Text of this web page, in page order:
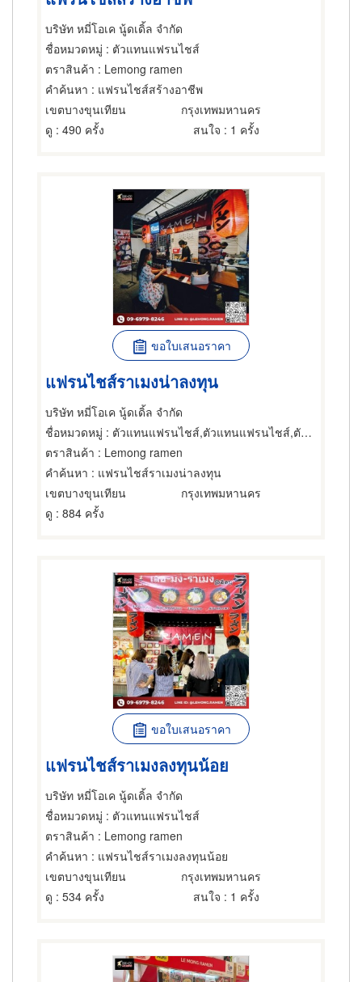
บริษัท หมี่โอเค นู้ดเดิ้ล จำกัด
ชื่อหมวดหมู่ : ตัวแทนแฟรนไชส์
ตราสินค้า : Lemong ramen
คำค้นหา : แฟรนไชส์สร้างอาชีพ
เขตบางขุนเทียน
กรุงเทพมหานคร
ดู : 490 ครั้ง สนใจ : 1 ครั้ง
ขอใบเสนอราคา
แฟรนไชส์ราเมงน่าลงทุน
บริษัท หมี่โอเค นู้ดเดิ้ล จำกัด
ชื่อหมวดหมู่ : ตัวแทนแฟรนไชส์,ตัวแทนแฟรนไชส์,ตัวแทนแฟรนไชส์
ตราสินค้า : Lemong ramen
คำค้นหา : แฟรนไชส์ราเมงน่าลงทุน
เขตบางขุนเทียน
กรุงเทพมหานคร
ดู : 884 ครั้ง
ขอใบเสนอราคา
แฟรนไชส์ราเมงลงทุนน้อย
บริษัท หมี่โอเค นู้ดเดิ้ล จำกัด
ชื่อหมวดหมู่ : ตัวแทนแฟรนไชส์
ตราสินค้า : Lemong ramen
คำค้นหา : แฟรนไชส์ราเมงลงทุนน้อย
เขตบางขุนเทียน
กรุงเทพมหานคร
ดู : 534 ครั้ง สนใจ : 1 ครั้ง